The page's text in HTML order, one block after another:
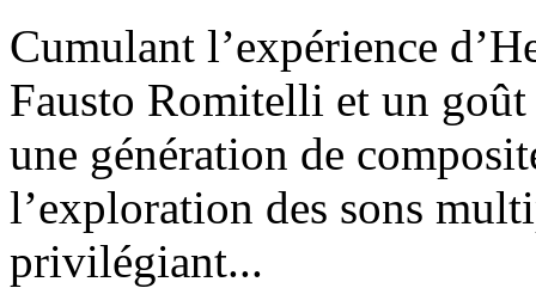
Cumulant l’expérience
Fausto Romitelli et un
une génération de
l’exploration des sons
privilégiant...